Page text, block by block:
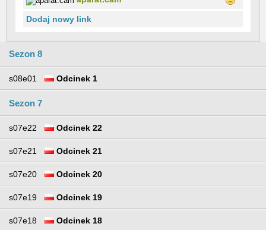
Dodaj nowy link
Sezon 8
s08e01 Odcinek 1
Sezon 7
s07e22 Odcinek 22
s07e21 Odcinek 21
s07e20 Odcinek 20
s07e19 Odcinek 19
s07e18 Odcinek 18